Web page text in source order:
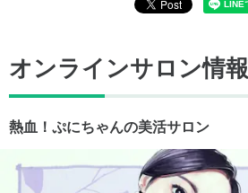
オンラインサロン情報
熱血！ぷにちゃんの美活サロン